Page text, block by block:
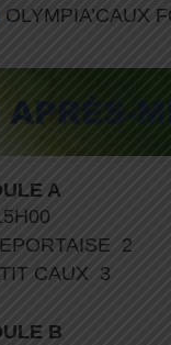
OLYMPIA’CAUX
A
2
CAUX 3
B